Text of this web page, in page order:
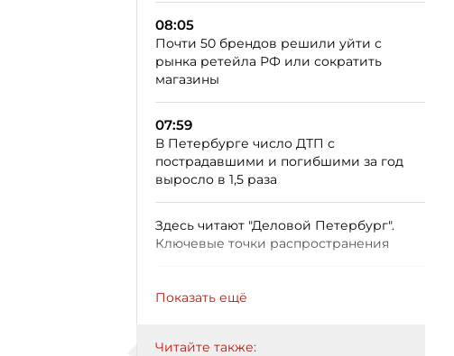
08:05
Почти 50 брендов решили уйти с
рынка ретейла РФ или сократить
магазины
07:59
В Петербурге число ДТП с
пострадавшими и погибшими за год
выросло в 1,5 раза
Здесь читают "Деловой Петербург".
Ключевые точки распространения
Показать ещё
Читайте также: